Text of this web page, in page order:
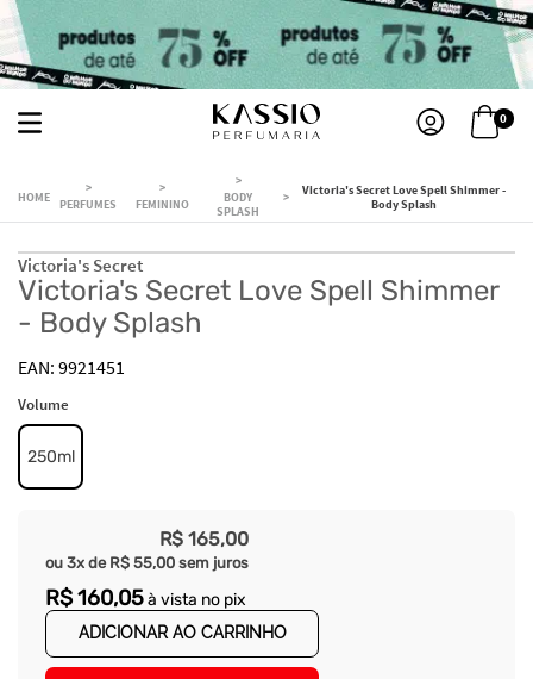
0
PERFUMES FEMININO
BODY
SPLASH
Victoria's Secret Love Spell Shimmer -
Body Splash
Victoria's Secret
Victoria's Secret Love Spell Shimmer
- Body Splash
9921451
Volume
250ml
R$ 165,00
ou 3x de R$ 55,00 sem juros
R$160,05à vista no pix
ADICIONAR AO CARRINHO